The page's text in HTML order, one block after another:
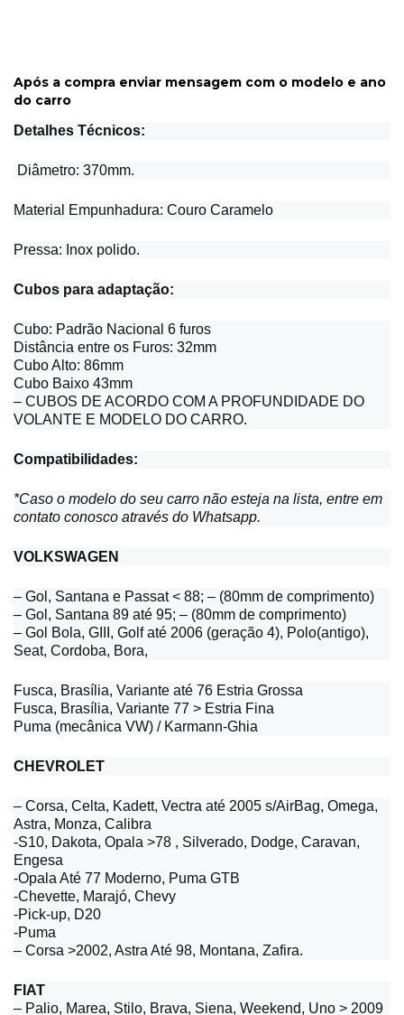
Após a compra enviar mensagem com o modelo e ano
do carro
Detalhes Técnicos:
Diâmetro: 370mm.
Material Empunhadura: Couro Caramelo
Pressa: Inox polido.
Cubos para adaptação:
Cubo: Padrão Nacional 6 furos
Distância entre os Furos: 32mm
Cubo Alto: 86mm
Cubo Baixo 43mm
– CUBOS DE ACORDO COM A PROFUNDIDADE DO
VOLANTE E MODELO DO CARRO.
Compatibilidades:
*Caso o modelo do seu carro não esteja na lista, entre em
contato conosco através do Whatsapp.
VOLKSWAGEN
– Gol, Santana e Passat < 88; – (80mm de comprimento)
– Gol, Santana 89 até 95; – (80mm de comprimento)
– Gol Bola, GIII, Golf até 2006 (geração 4), Polo(antigo),
Seat, Cordoba, Bora,
Fusca, Brasília, Variante até 76 Estria Grossa
Fusca, Brasília, Variante 77 > Estria Fina
Puma (mecânica VW) / Karmann-Ghia
CHEVROLET
– Corsa, Celta, Kadett, Vectra até 2005 s/AirBag, Omega,
Astra, Monza, Calibra
-S10, Dakota, Opala >78 , Silverado, Dodge, Caravan,
Engesa
-Opala Até 77 Moderno, Puma GTB
-Chevette, Marajó, Chevy
-Pick-up, D20
-Puma
– Corsa >2002, Astra Até 98, Montana, Zafira.
FIAT
– Palio, Marea, Stilo, Brava, Siena, Weekend, Uno > 2009